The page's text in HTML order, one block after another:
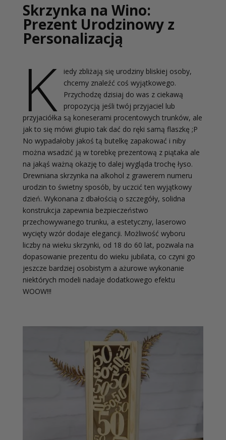
Skrzynka na Wino:
Prezent Urodzinowy z
Personalizacją
K
iedy zbliżają się urodziny bliskiej osoby,
chcemy znaleźć coś wyjątkowego.
Przychodzę dzisiaj do was z ciekawą
propozycją jeśli twój przyjaciel lub
przyjaciółka są koneserami procentowych trunków, ale
jak to się mówi głupio tak dać do ręki samą flaszkę ;P
No wypadałoby jakoś tą butelkę zapakować i niby
można wsadzić ją w torebkę prezentową z piątaka ale
na jakąś ważną okazję to dalej wygląda trochę łyso.
Drewniana skrzynka na alkohol z grawerem numeru
urodzin to świetny sposób, by uczcić ten wyjątkowy
dzień. Wykonana z dbałością o szczegóły, solidna
konstrukcja zapewnia bezpieczeństwo
przechowywanego trunku, a estetyczny, laserowo
wycięty wzór dodaje elegancji. Możliwość wyboru
liczby na wieku skrzynki, od 18 do 60 lat, pozwala na
dopasowanie prezentu do wieku jubilata, co czyni go
jeszcze bardziej osobistym a ażurowe wykonanie
niektórych modeli nadaje dodatkowego efektu
WOOW!!!